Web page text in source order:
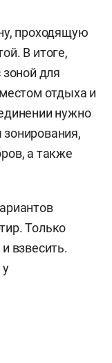
проходящую
В итоге,
зоной для
отдыха и
нужно
а также
Только
взвесить.